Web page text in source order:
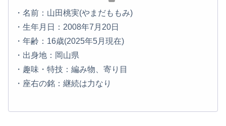
・名前：山田桃実(やまだももみ)
・生年月日：2008年7月20日
・年齢：16歳(2025年5月現在)
・出身地：岡山県
・趣味・特技：編み物、寄り目
・座右の銘：継続は力なり